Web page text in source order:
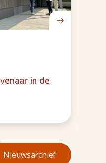
in de
Nieuwsarchief